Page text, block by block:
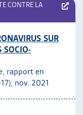
CONTRE LA
SUR
SOCIO-
rapport en
nov. 2021